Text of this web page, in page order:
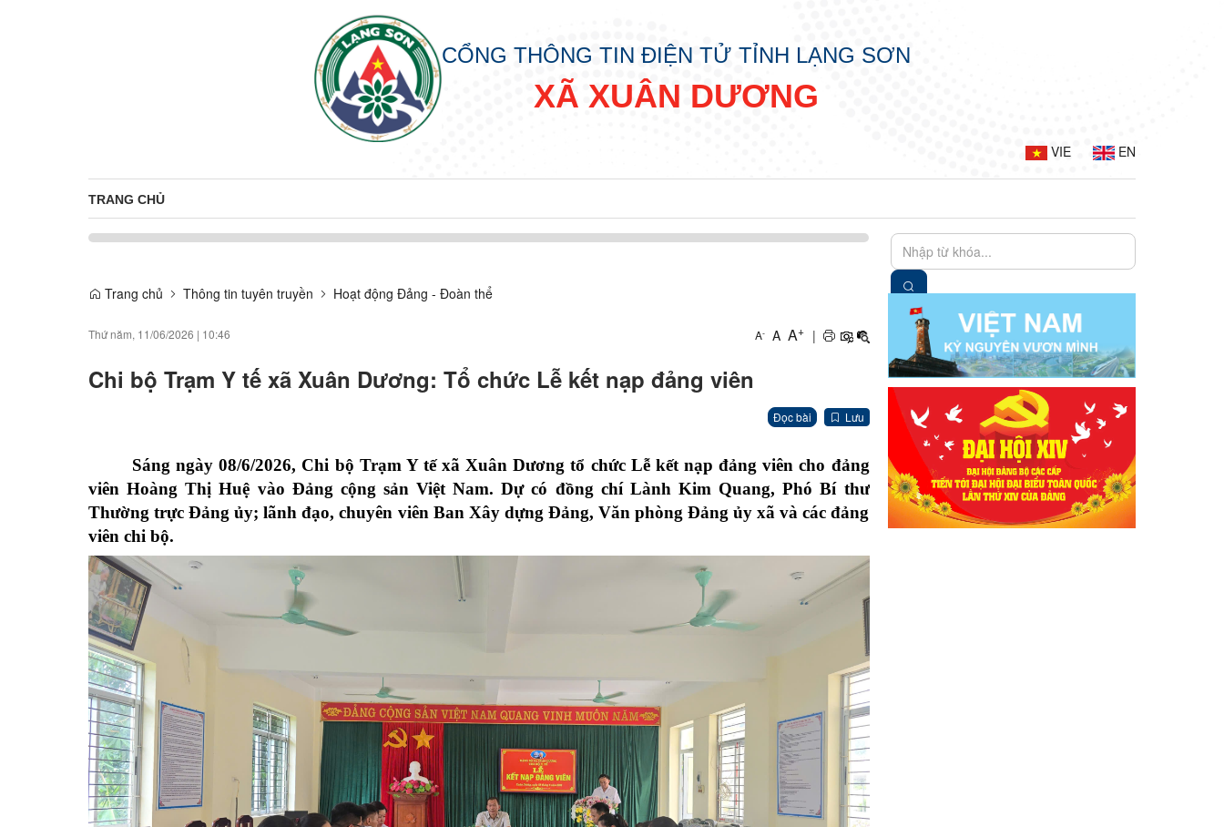
CỔNG THÔNG TIN ĐIỆN TỬ TỈNH LẠNG SƠN
XÃ XUÂN DƯƠNG
VIE EN
TRANG CHỦ
Trang chủ Thông tin tuyên truyền Hoạt động Đảng - Đoàn thể
Thứ năm, 11/06/2026 | 10:46 A- A A+ |
Chi bộ Trạm Y tế xã Xuân Dương: Tổ chức Lễ kết nạp đảng viên
Đọc bài Lưu
Sáng ngày 08/6/2026, Chi bộ Trạm Y tế xã Xuân Dương tổ chức Lễ kết nạp đảng viên cho đảng
viên Hoàng Thị Huệ vào Đảng cộng sản Việt Nam. Dự có đồng chí Lành Kim Quang, Phó Bí thư
Thường trực Đảng ủy; lãnh đạo, chuyên viên Ban Xây dựng Đảng, Văn phòng Đảng ủy xã và các đảng
viên chi bộ.